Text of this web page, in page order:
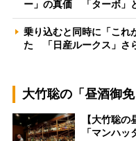
ー」の真価 「ターボ」
乗り込むと同時に「これ
た 「日産ルークス」さ
大竹聡の「昼酒御免
【大竹聡
「マンハ